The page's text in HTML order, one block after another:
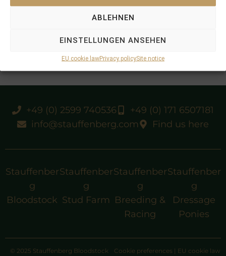
ABLEHNEN
EINSTELLUNGEN ANSEHEN
EU cookie lawPrivacy policySite notice
+49 (0) 2599 740536
+49 (0) 171 6507181
info@stauffenberg.com
Find us here
Stauffenber
g
Bloodstock
Stauffenber
g
Stud Farm
Stauffenber
g
Breeding &
Racing
Stauffenber
g
Dressage
Ponies
© 2025 Stauffenberg Bloodstock
Cookie preferences | EU cookie law